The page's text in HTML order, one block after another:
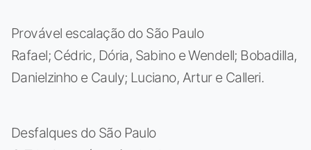
Provável escalação do São Paulo
Rafael; Cédric, Dória, Sabino e Wendell; Bobadilla,
Danielzinho e Cauly; Luciano, Artur e Calleri.
Desfalques do São Paulo